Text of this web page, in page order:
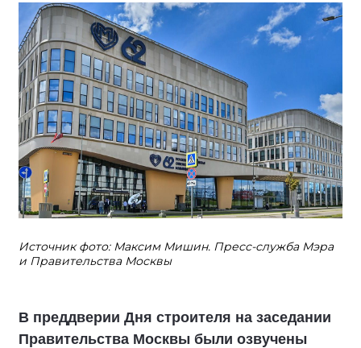
Источник фото: Максим Мишин. Пресс-служба Мэра
и Правительства Москвы
В преддверии Дня строителя на заседании
Правительства Москвы были озвучены